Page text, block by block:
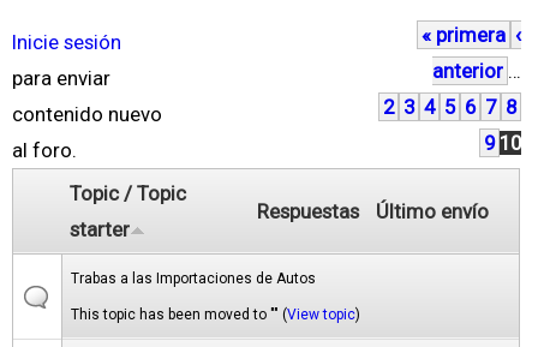
Inicie sesión
para enviar
contenido nuevo
al foro.
P
á
g
i
s
« primera ‹
anterior …
2 3 4 5 6 7 8
9 10
Topic / Topic
starter
Respuestas Último envío
Trabas a las Importaciones de Autos
This topic has been moved to "" (View topic)